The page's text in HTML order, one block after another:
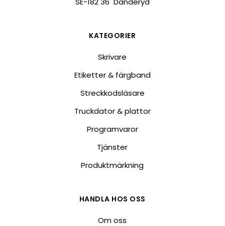
KATEGORIER
Skrivare
Etiketter & färgband
Streckkodsläsare
Truckdator & plattor
Programvaror
Tjänster
Produktmärkning
HANDLA HOS OSS
Om oss